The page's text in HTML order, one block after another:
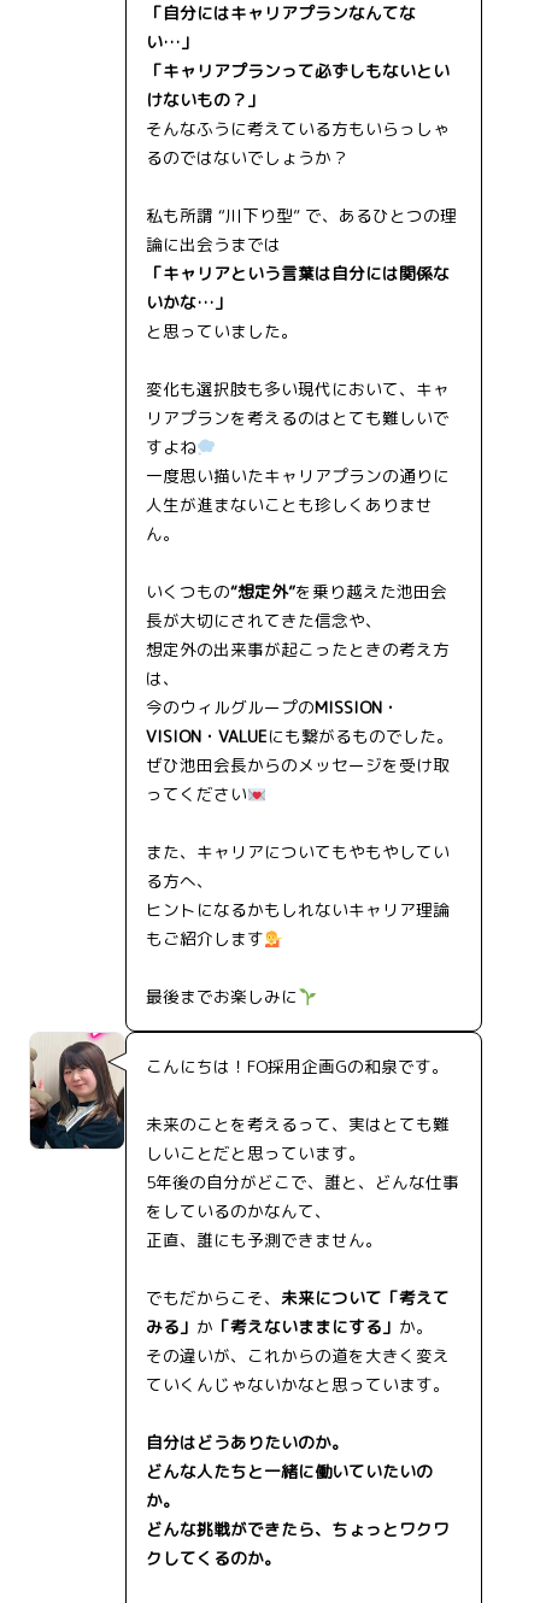
「自分にはキャリアプランなんてな
い…」
「キャリアプランって必ずしもないとい
けないもの？」
そんなふうに考えている方もいらっしゃ
るのではないでしょうか？
私も所謂 “川下り型” で、あるひとつの理
論に出会うまでは
「キャリアという言葉は自分には関係な
いかな…」
と思っていました。
変化も選択肢も多い現代において、キャ
リアプランを考えるのはとても難しいで
すよね
一度思い描いたキャリアプランの通りに
人生が進まないことも珍しくありませ
ん。
いくつもの“想定外”を乗り越えた池田会
長が大切にされてきた信念や、
想定外の出来事が起こったときの考え方
は、
今のウィルグループのMISSION・
VISION・VALUEにも繋がるものでした。
ぜひ池田会長からのメッセージを受け取
ってください
また、キャリアについてもやもやしてい
る方へ、
ヒントになるかもしれないキャリア理論
もご紹介します
最後までお楽しみに
こんにちは！FO採用企画Gの和泉です。
未来のことを考えるって、実はとても難
しいことだと思っています。
5年後の自分がどこで、誰と、どんな仕事
をしているのかなんて、
正直、誰にも予測できません。
でもだからこそ、 未来について「考えて
みる」 か 「考えないままにする」 か。
その違いが、これからの道を大きく変え
ていくんじゃないかなと思っています。
自分はどうありたいのか。
どんな人たちと一緒に働いていたいの
か。
どんな挑戦ができたら、ちょっとワクワ
クしてくるのか。